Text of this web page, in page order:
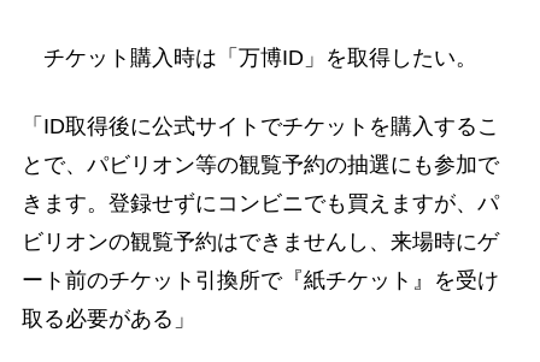
チケット購入時は「万博ID」を取得したい。
「ID取得後に公式サイトでチケットを購入するこ
とで、パビリオン等の観覧予約の抽選にも参加で
きます。登録せずにコンビニでも買えますが、パ
ビリオンの観覧予約はできませんし、来場時にゲ
ート前のチケット引換所で『紙チケット』を受け
取る必要がある」